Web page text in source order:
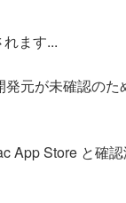
ます...
元が未確認の
App Store と確